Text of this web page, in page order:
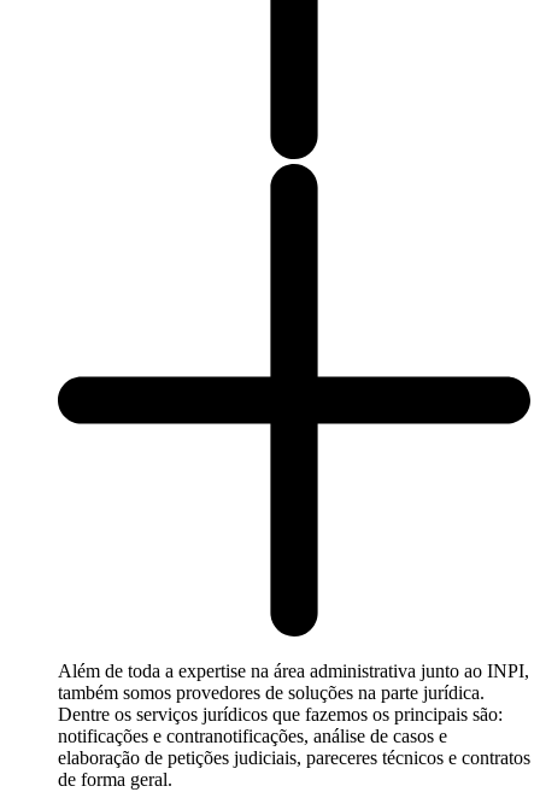
Além de toda a expertise na área administrativa junto ao INPI,
também somos provedores de soluções na parte jurídica.
Dentre os serviços jurídicos que fazemos os principais são:
notificações e contranotificações, análise de casos e
elaboração de petições judiciais, pareceres técnicos e contratos
de forma geral.